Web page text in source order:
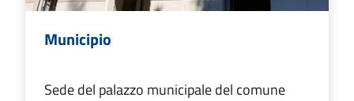
Municipio
Sede del palazzo municipale del comune